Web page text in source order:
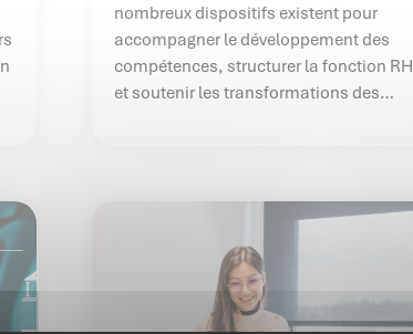
nombreux dispositifs existent pour
accompagner le développement des
compétences, structurer la fonction RH
et soutenir les transformations des